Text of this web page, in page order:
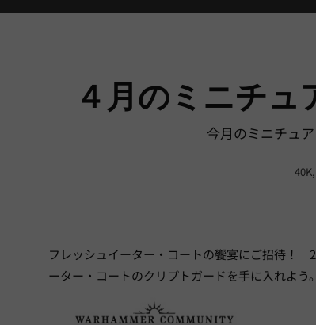
４月のミニチュ
今月のミニチュ
40K,
フレッシュイーター・コートの饗宴にご招待！
ーター・コートのクリプトガードを手に入れよう。